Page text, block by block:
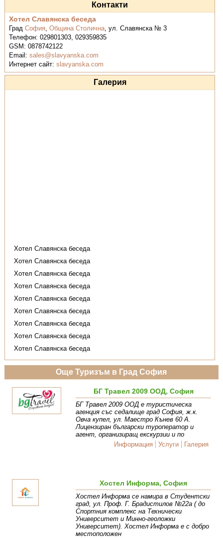
Контакти
Хотел Славянска беседа
ГрадСофия,Община Столична,ул. Славянска № 3
Телефон:029801303, 029359835
GSM:0878742122
Email:sales@slavyanska.com
Интернет сайт:slavyanska.com
Галерия
Хотел Славянска беседа
Хотел Славянска беседа
Хотел Славянска беседа
Хотел Славянска беседа
Хотел Славянска беседа
Хотел Славянска беседа
Хотел Славянска беседа
Хотел Славянска беседа
Хотел Славянска беседа
Още Туризъм в Град София
БГ Травел 2009 ООД, София
БГ Травел 2009 ООД е туристическа
агенция със седалище град София, ж.к.
Овча купел, ул. Маестро Кънев 60 А.
Лицензиран български туроператор и
агент, организиращ екскурзии и по
Информация
Услуги Галерия
Хостел Информа, София
Хостел Информа се намира в Студентски
град, ул. Проф. Г. Брадистилов №22а ( до
Спортния комплекс на Технически
Университет и Минно-геоложки
Университет). Хостел Информа е с добро
местоположен